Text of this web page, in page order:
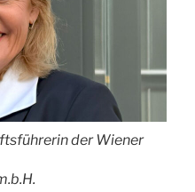
der Wiener